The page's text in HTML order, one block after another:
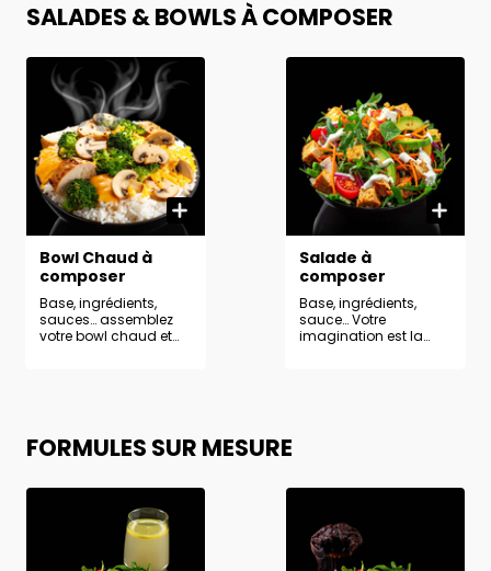
SALADES & BOWLS À COMPOSER
Bowl Chaud à
composer
Base, ingrédients,
sauces… assemblez
votre bowl chaud et
Salade à
composer
Base, ingrédients,
sauce… Votre
imagination est la
FORMULES SUR MESURE